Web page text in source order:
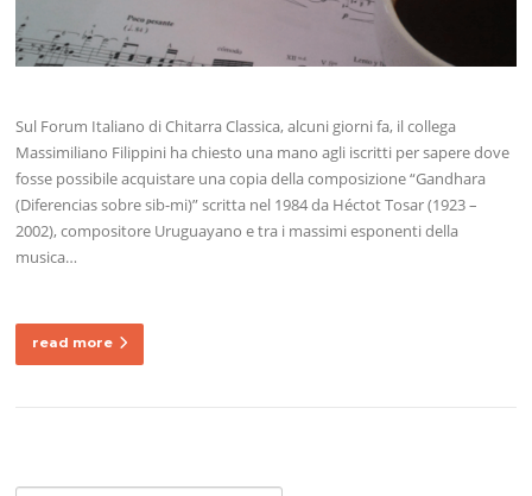
Sul Forum Italiano di Chitarra Classica, alcuni giorni fa, il collega
Massimiliano Filippini ha chiesto una mano agli iscritti per sapere dove
fosse possibile acquistare una copia della composizione “Gandhara
(Diferencias sobre sib-mi)” scritta nel 1984 da Héctot Tosar (1923 –
2002), compositore Uruguayano e tra i massimi esponenti della
musica…
read more